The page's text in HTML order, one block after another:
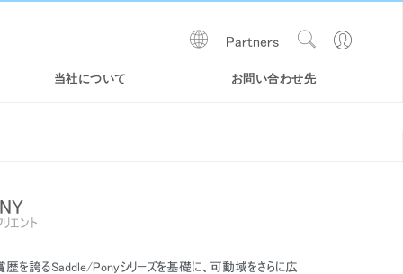
当社について お問い合わせ先
Go
Site
Partners
Show
エント
を誇るSaddle/Ponyシリーズを基礎に、可動域をさらに広